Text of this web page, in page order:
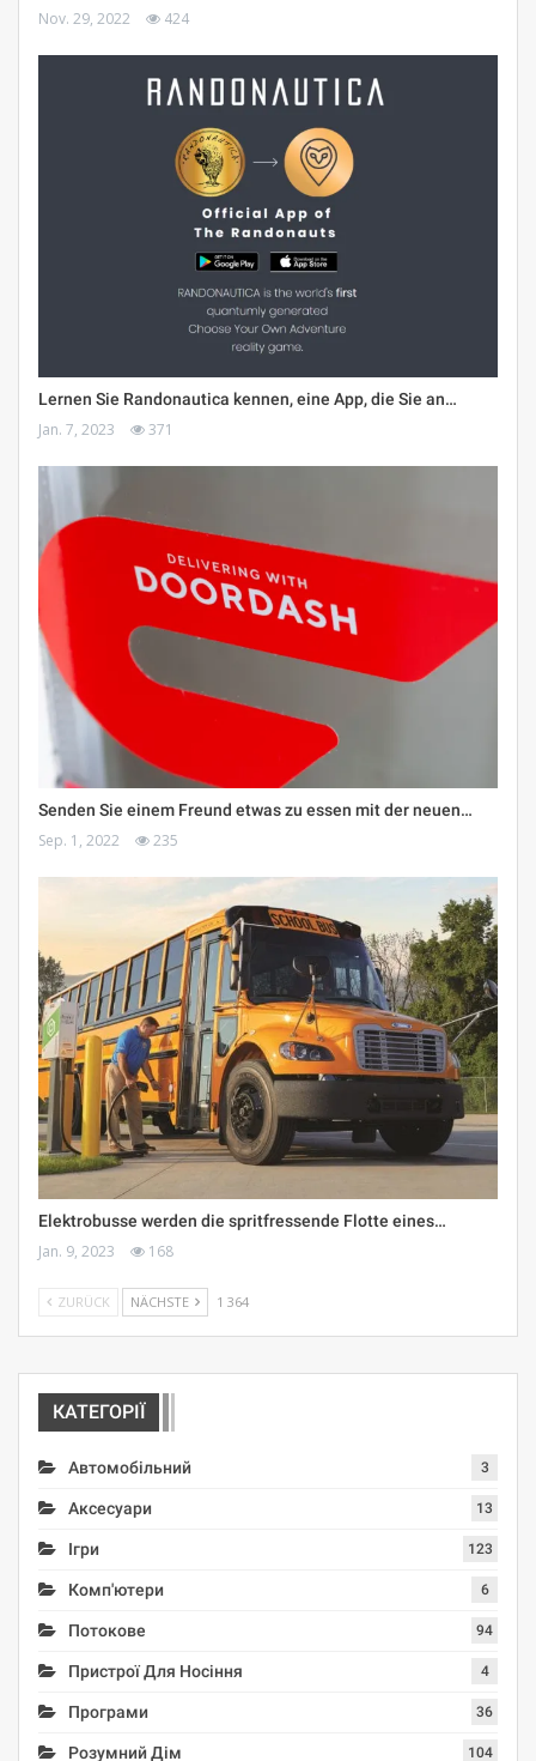
Nov. 29, 2022 424
Lernen Sie Randonautica kennen, eine App, die Sie an…
Jan. 7, 2023 371
Senden Sie einem Freund etwas zu essen mit der neuen…
Sep. 1, 2022 235
Elektrobusse werden die spritfressende Flotte eines…
Jan. 9, 2023 168
ZURÜCK NÄCHSTE 1 364
КАТЕГОРІЇ
Автомобільний 3
Аксесуари 13
Ігри 123
Комп'ютери 6
Потокове 94
Пристрої Для Носіння 4
Програми 36
Розумний Дім 104